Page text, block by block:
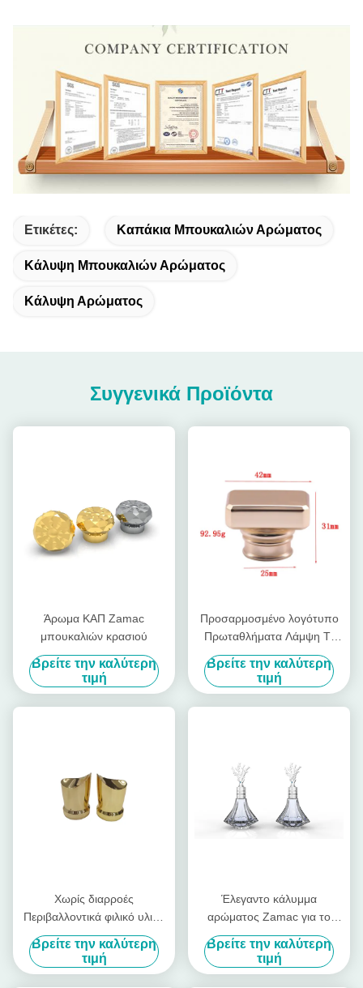
Ετικέτες: Καπάκια Μπουκαλιών Αρώματος
Κάλυψη Μπουκαλιών Αρώματος
Κάλυψη Αρώματος
Συγγενικά Προϊόντα
Άρωμα ΚΑΠ Zamac
μπουκαλιών κρασιού
Βρείτε την καλύτερη
τιμή
Προσαρμοσμένο λογότυπο
Πρωταθλήματα Λάμψη Τ-
Σχήμα Καπάκι Zamac
Αρώματα Καπάκι για Fea 15
Βρείτε την καλύτερη
τιμή
Χωρίς διαρροές
Περιβαλλοντικά φιλικό υλικό
Zamac Perfume Cap Για
γυάλινο μπουκάλι αρώματος
Βρείτε την καλύτερη
τιμή
Έλεγαντο κάλυμμα
αρώματος Zamac για το
καπάκι μπουκαλιού OEM /
ODM Υπηρεσία διαθέσιμη
Βρείτε την καλύτερη
τιμή